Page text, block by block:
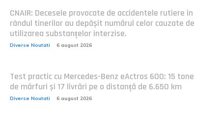
CNAIR: Decesele provocate de accidentele rutiere în
rândul tinerilor au depășit numărul celor cauzate de
utilizarea substanțelor interzise.
Diverse Noutati 6 august 2026
Test practic cu Mercedes-Benz eActros 600: 15 tone
de mărfuri și 17 livrări pe o distanță de 6.650 km
Diverse Noutati 6 august 2026